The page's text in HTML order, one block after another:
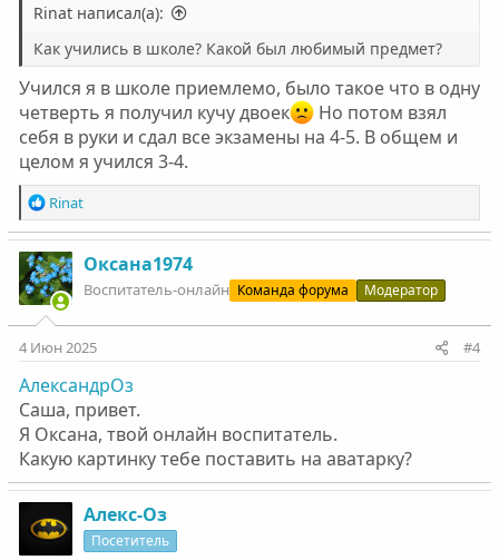
Rinat написал(а):
Как учились в школе? Какой был любимый предмет?
Учился я в школе приемлемо, было такое что в одну
четверть я получил кучу двоек
Но потом взял
себя в руки и сдал все экзамены на 4-5. В общем и
целом я учился 3-4.
Р
е
а
к
ц
и
и
:
Rinat
Оксана1974
Воспитатель-онлайн Команда форума Модератор
4 Июн 2025 #4
АлександрОз
Саша, привет.
Я Оксана, твой онлайн воспитатель.
Какую картинку тебе поставить на аватарку?
Алекс-Оз
Посетитель